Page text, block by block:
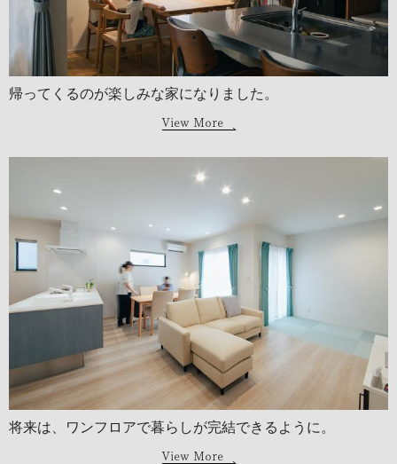
帰ってくるのが楽しみな家になりました。
View More
将来は、ワンフロアで暮らしが完結できるように。
View More